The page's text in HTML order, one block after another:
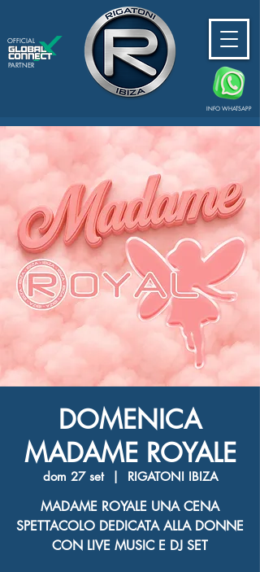
PARTNER
OFFICIAL
INFO WHATSAPP
DOMENICA
MADAME ROYALE
dom 27 set
  |
RIGATONI IBIZA
MADAME ROYALE UNA CENA
SPETTACOLO DEDICATA ALLA DONNE
CON LIVE MUSIC E DJ SET